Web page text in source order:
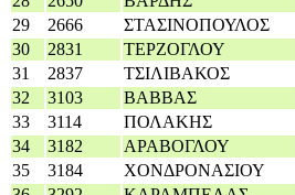
29
2666 ΣΤΑΣΙΝΟΠΟΥΛΟΣ
30
2831 ΤΕΡΖΟΓΛΟΥ
31
2837 ΤΣΙΛΙΒΑΚΟΣ
32
3103 ΒΑΒΒΑΣ
33
3114 ΠΟΛΑΚΗΣ
34
3182 ΑΡΑΒΟΓΛΟΥ
35
3184 ΧΟΝΔΡΟΝΑΣΙΟΥ